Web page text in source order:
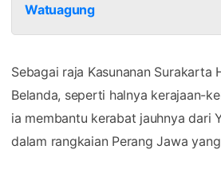
Watuagung
Sebagai raja Kasunanan
Belanda, seperti halnya kerajaan-
ia membantu kerabat jauhnya dari
dalam rangkaian Perang Jawa